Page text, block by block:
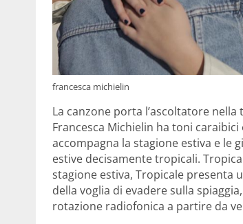
francesca michielin
La canzone porta l’ascoltatore
Francesca Michielin ha toni
accompagna la stagione estiva e le
estive decisamente tropicali.
stagione estiva, Tropicale presenta
della voglia di evadere sulla
rotazione radiofonica a partire da